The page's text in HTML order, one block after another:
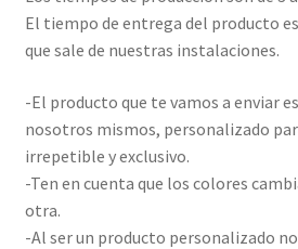
El tiempo de entrega del producto
que sale de nuestras instalaciones.
-El producto que te vamos a enviar
nosotros mismos, personalizado
irrepetible y exclusivo.
-Ten en cuenta que los colores
otra.
-Al ser un producto personalizado